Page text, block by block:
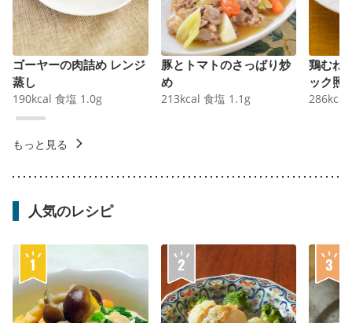
ゴーヤーの肉詰め レンジ
蒸し
190kcal 食塩 1.0g
豚とトマトのさっぱり炒
め
213kcal 食塩 1.1 g
鶏むね
ック照
286kcal
もっと見る
人気のレシピ